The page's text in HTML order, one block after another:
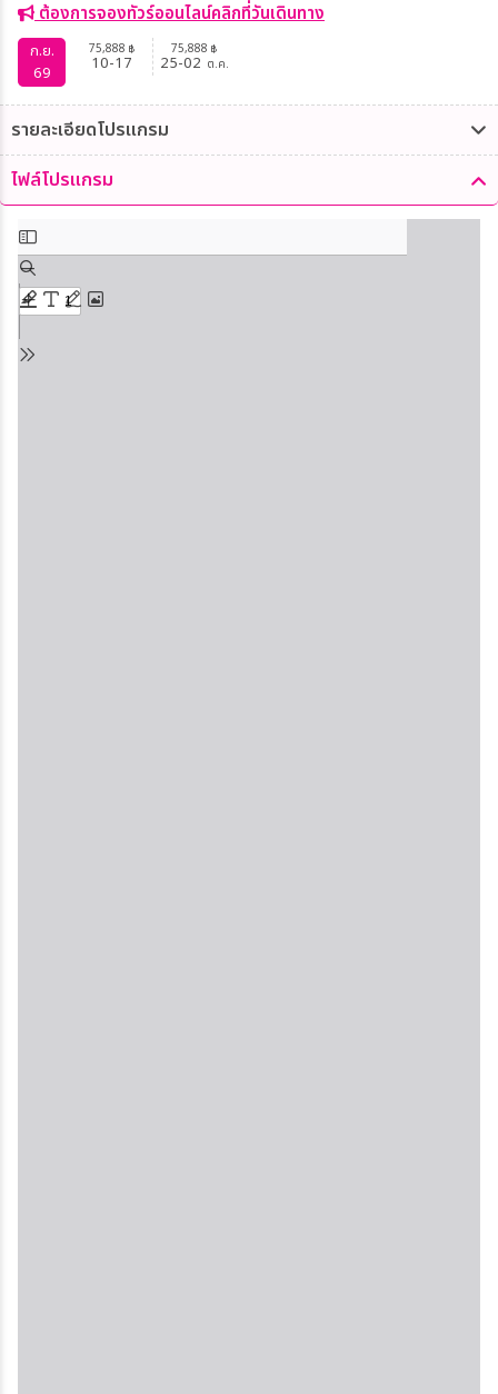
ต้องการจองทัวร์ออนไลน์คลิกที่วันเดินทาง
ก.ย.
69
75,888 ฿
10-17
75,888 ฿
25-02 ต.ค.
รายละเอียดโปรแกรม
ไฟล์โปรแกรม